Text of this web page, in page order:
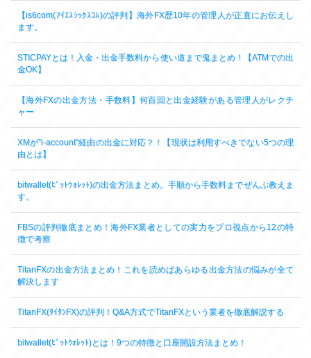
【is6com(ｱｲｴｽｼｯｸｽｺﾑ)の評判】海外FX歴10年の管理人が正直にお伝えし
ます。
STICPAYとは！入金・出金手数料から使い道まで鬼まとめ！【ATMでの出
金OK】
【海外FXの出金方法・手数料】何百回と出金経験がある管理人がレクチ
ャー
XMが”i-account”経由の出金に対応？！【現状は利用すべきでない5つの理
由とは】
bitwallet(ﾋﾞｯﾄｳｫﾚｯﾄ)の出金方法まとめ。手順から手数料までぜんぶ教えま
す。
FBSの評判徹底まとめ！海外FX業者としての実力をプロ視点から12の特
徴で考察
TitanFXの出金方法まとめ！これを読めばあらゆる出金方法の悩みが全て
解決します
TitanFX(ﾀｲﾀﾝFX)の評判！Q&A方式でTitanFXという業者を徹底解説する
bitwallet(ﾋﾞｯﾄｳｫﾚｯﾄ)とは！9つの特徴と口座開設方法まとめ！